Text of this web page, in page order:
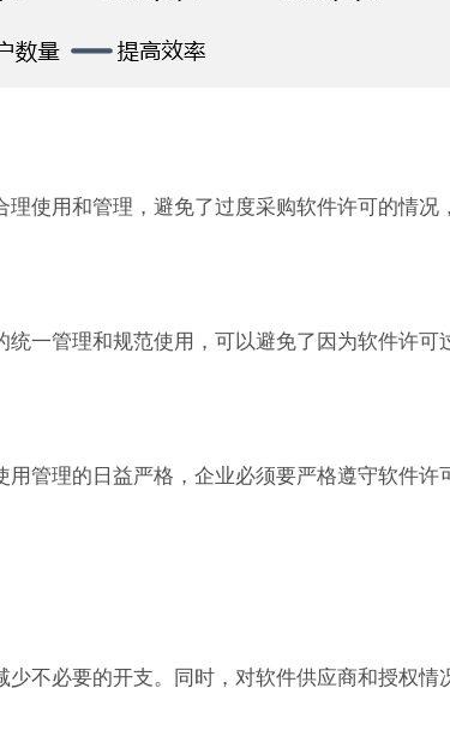
使用和管理，避免了过度采购软件许可的情况
一管理和规范使用，可以避免了因为软件许可
管理的日益严格，企业必须要严格遵守软件许
不必要的开支。同时，对软件供应商和授权情